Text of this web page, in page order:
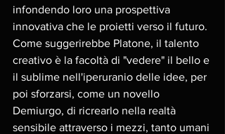
infondendo loro una prospettiva
innovativa che le proietti verso il futuro.
Come suggerirebbe Platone, il talento
creativo è la facoltà di "vedere" il bello e
il sublime nell'iperuranio delle idee, per
poi sforzarsi, come un novello
Demiurgo, di ricrearlo nella realtà
sensibile attraverso i mezzi, tanto umani